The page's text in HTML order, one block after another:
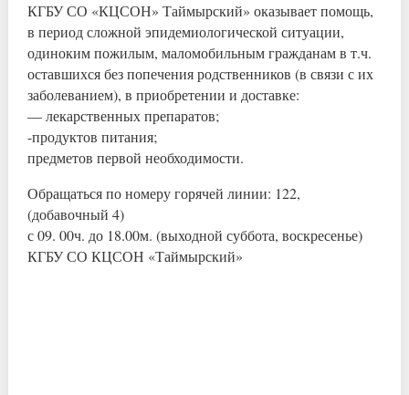
КГБУ СО «КЦСОН» Таймырский» оказывает помощь,
в период сложной эпидемиологической ситуации,
одиноким пожилым, маломобильным гражданам в т.ч.
оставшихся без попечения родственников (в связи с их
заболеванием), в приобретении и доставке:
— лекарственных препаратов;
-продуктов питания;
предметов первой необходимости.
Обращаться по номеру горячей линии: 122,
(добавочный 4)
с 09. 00ч. до 18.00м. (выходной суббота, воскресенье)
КГБУ СО КЦСОН «Таймырский»